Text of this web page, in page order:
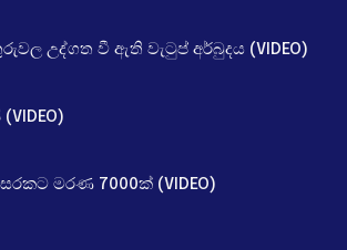
උද්ගත වී ඇති වැටුප් අර්බුදය (VIDEO)
මරණ 7000ක් (VIDEO)